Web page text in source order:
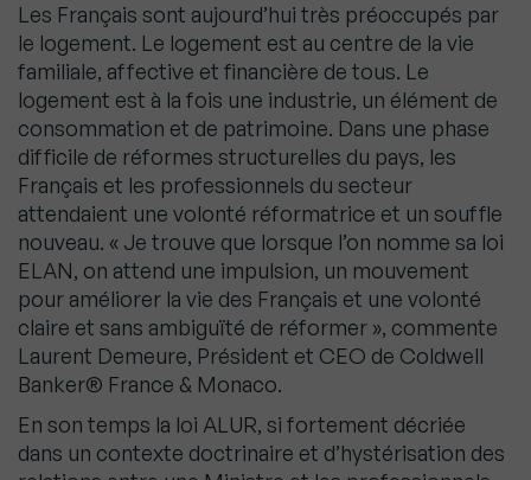
Les Français sont aujourd’hui très préoccupés par
le logement. Le logement est au centre de la vie
familiale, affective et financière de tous. Le
logement est à la fois une industrie, un élément de
consommation et de patrimoine. Dans une phase
difficile de réformes structurelles du pays, les
Français et les professionnels du secteur
attendaient une volonté réformatrice et un souffle
nouveau. « Je trouve que lorsque l’on nomme sa loi
ELAN, on attend une impulsion, un mouvement
pour améliorer la vie des Français et une volonté
claire et sans ambiguïté de réformer », commente
Laurent Demeure, Président et CEO de Coldwell
Banker® France & Monaco.
En son temps la loi ALUR, si fortement décriée
dans un contexte doctrinaire et d’hystérisation des